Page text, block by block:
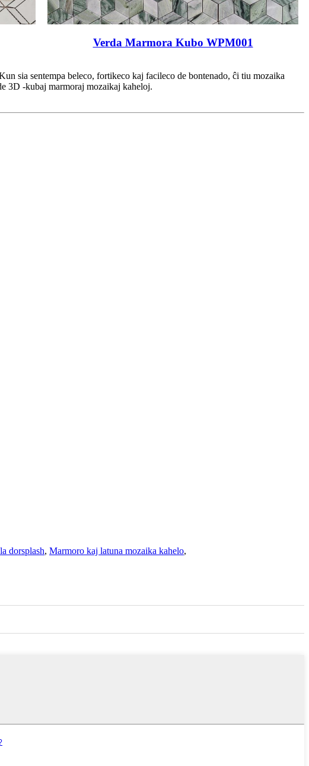
Verda Marmora Kubo WPM001
sia sentempa beleco, fortikeco kaj facileco de bontenado, ĉi tiu mozaika
3D -kubaj marmoraj mozaikaj kaheloj.
dorsplash, Marmoro kaj latuna mozaika kahelo,